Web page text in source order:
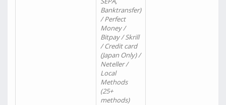
Banktransfer)
/ Perfect
Money /
Bitpay / Skrill
/ Credit card
(Japan Only) /
Neteller /
Local
Methods
(25+
methods)